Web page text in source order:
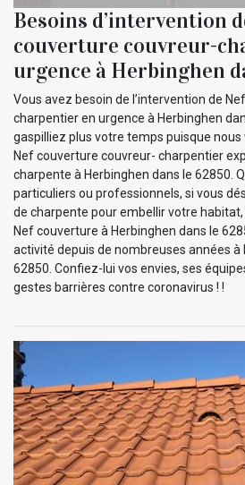
Besoins d’intervention
couverture couvreur-
urgence à Herbinghen
Vous avez besoin de l’intervention de
charpentier en urgence à Herbinghen
gaspilliez plus votre temps puisque nous
Nef couverture couvreur- charpentier
charpente à Herbinghen dans le 62850.
particuliers ou professionnels, si vous
de charpente pour embellir votre
Nef couverture à Herbinghen dans le
activité depuis de nombreuses années à
62850. Confiez-lui vos envies, ses
gestes barrières contre coronavirus ! !